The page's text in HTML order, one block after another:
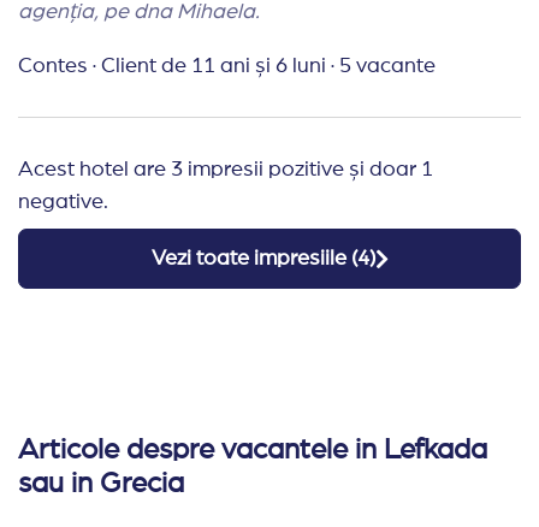
agenția, pe dna Mihaela.
Contes · Client de 11 ani și 6 luni · 5 vacante
Acest hotel are 3 impresii pozitive și doar 1
negative.
Vezi toate impresiile (4)
Articole despre vacantele in Lefkada
sau in Grecia